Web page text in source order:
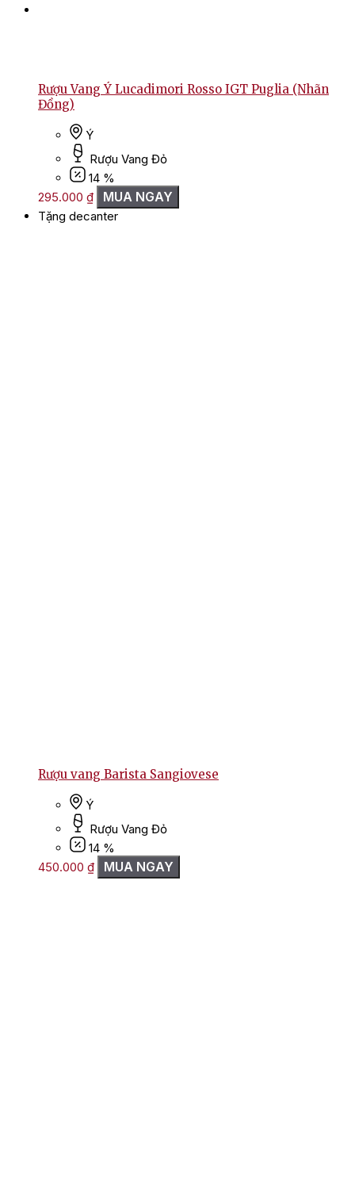
Rượu Vang Ý Lucadimori Rosso IGT Puglia (Nhãn
Đồng)
Ý
Rượu Vang Đỏ
14 %
295.000 ₫ MUA NGAY
Tặng decanter
Rượu vang Barista Sangiovese
Ý
Rượu Vang Đỏ
14 %
450.000 ₫ MUA NGAY